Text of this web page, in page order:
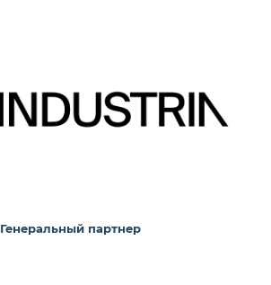
Генеральный партнер